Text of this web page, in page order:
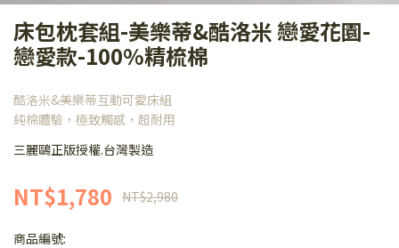
床包枕套組-美樂蒂&酷洛米 戀愛花園-
戀愛款-100%精梳棉
酷洛米&美樂蒂互動可愛床組
純棉體驗，極致觸感，超耐用
三麗鷗正版授權.台灣製造
NT$1,780 NT$2,980
商品編號: